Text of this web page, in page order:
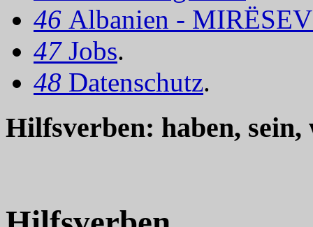
46 Albanien -
47 Jobs.
48 Datenschutz.
Hilfsverben: haben, sein,